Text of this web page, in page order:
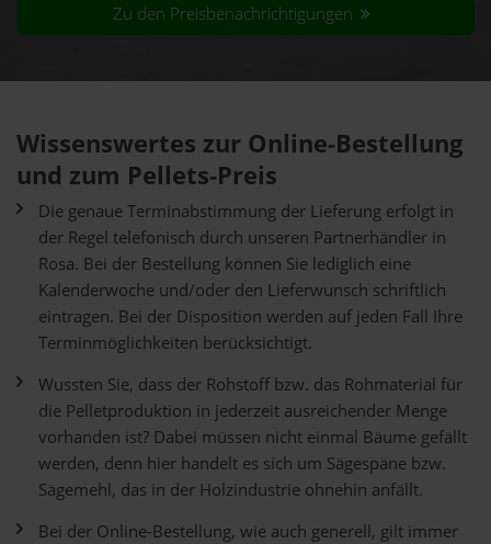
Zu den Preisbenachrichtigungen
Wissenswertes zur Online-Bestellung
und zum Pellets-Preis
Die genaue Terminabstimmung der Lieferung erfolgt in
der Regel telefonisch durch unseren Partnerhändler in
Rosa. Bei der Bestellung können Sie lediglich eine
Kalenderwoche und/oder den Lieferwunsch schriftlich
eintragen. Bei der Disposition werden auf jeden Fall Ihre
Terminmöglichkeiten berücksichtigt.
Wussten Sie, dass der Rohstoff bzw. das Rohmaterial für
die Pelletproduktion in jederzeit ausreichender Menge
vorhanden ist? Dabei müssen nicht einmal Bäume gefällt
werden, denn hier handelt es sich um Sägespäne bzw.
Sägemehl, das in der Holzindustrie ohnehin anfällt.
Bei der Online-Bestellung, wie auch generell, gilt immer